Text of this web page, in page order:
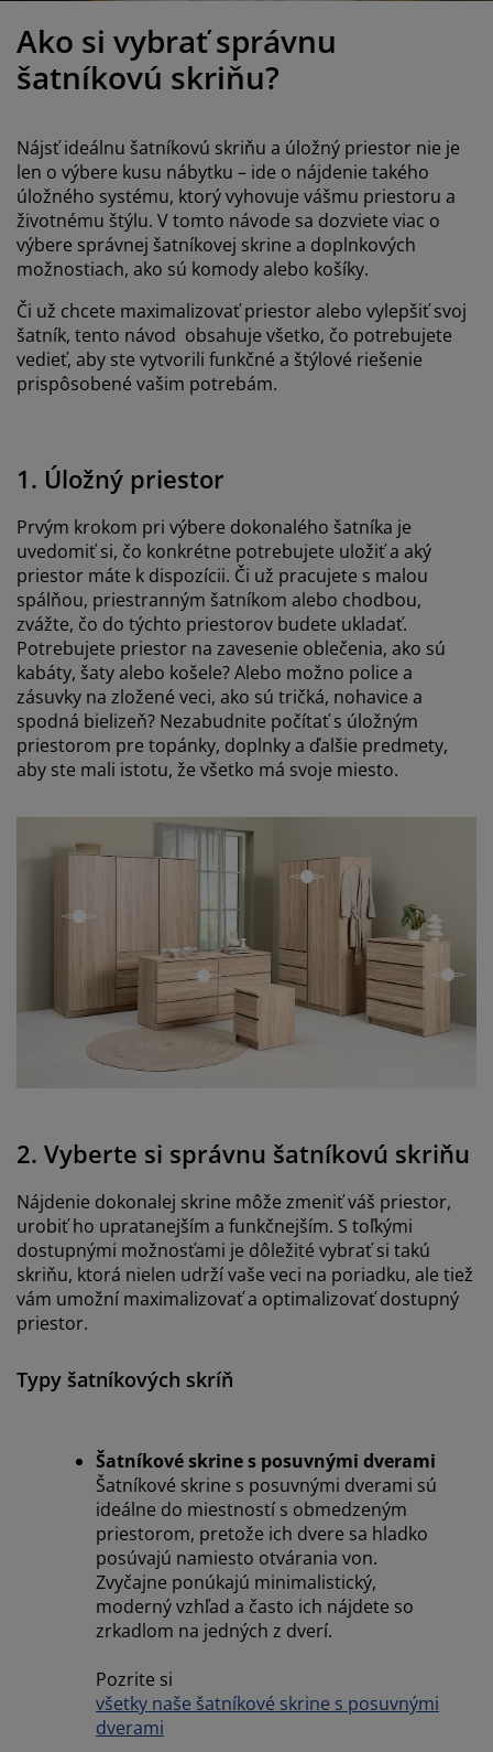
skrine
s úložným priestorom
matrace
postele
nábytku
osvetlenie
Ako si vybrať správnu
šatníkovú skriňu?
Nájsť ideálnu šatníkovú skriňu a úložný priestor nie je
len o výbere kusu nábytku – ide o nájdenie takého
úložného systému, ktorý vyhovuje vášmu priestoru a
životnému štýlu. V tomto návode sa dozviete viac o
výbere správnej šatníkovej skrine a doplnkových
možnostiach, ako sú komody alebo košíky.
Či už chcete maximalizovať priestor alebo vylepšiť svoj
šatník, tento návod obsahuje všetko, čo potrebujete
vedieť, aby ste vytvorili funkčné a štýlové riešenie
prispôsobené vašim potrebám.
1. Úložný priestor
Prvým krokom pri výbere dokonalého šatníka je
uvedomiť si, čo konkrétne potrebujete uložiť a aký
priestor máte k dispozícii. Či už pracujete s malou
spálňou, priestranným šatníkom alebo chodbou,
zvážte, čo do týchto priestorov budete ukladať.
Potrebujete priestor na zavesenie oblečenia, ako sú
kabáty, šaty alebo košele? Alebo možno police a
zásuvky na zložené veci, ako sú tričká, nohavice a
spodná bielizeň? Nezabudnite počítať s úložným
priestorom pre topánky, doplnky a ďalšie predmety,
aby ste mali istotu, že všetko má svoje miesto.
open
open
open
open
2. Vyberte si správnu šatníkovú skriňu
Nájdenie dokonalej skrine môže zmeniť váš priestor,
urobiť ho upratanejším a funkčnejším. S toľkými
dostupnými možnosťami je dôležité vybrať si takú
skriňu, ktorá nielen udrží vaše veci na poriadku, ale tiež
vám umožní maximalizovať a optimalizovať dostupný
priestor.
Typy šatníkových skríň
Šatníkové skrine s posuvnými dverami
Šatníkové skrine s posuvnými dverami sú
ideálne do miestností s obmedzeným
priestorom, pretože ich dvere sa hladko
posúvajú namiesto otvárania von.
Zvyčajne ponúkajú minimalistický,
moderný vzhľad a často ich nájdete so
zrkadlom na jedných z dverí.
Pozrite si
všetky naše šatníkové skrine s posuvnými
dverami